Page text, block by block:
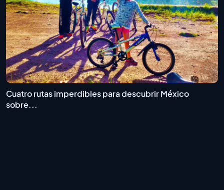
Cuatro rutas imperdibles para descubrir México
sobre...